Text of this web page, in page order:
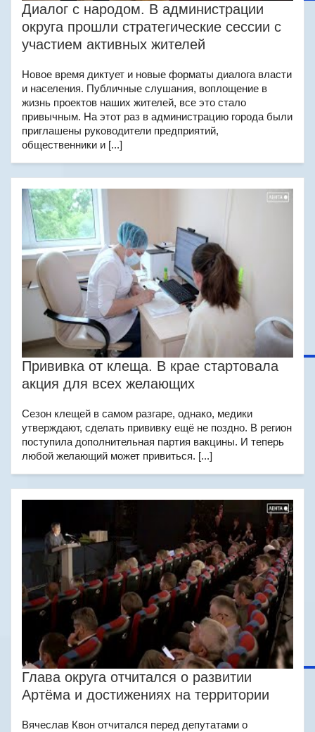
Диалог с народом. В администрации
округа прошли стратегические сессии с
участием активных жителей
Новое время диктует и новые форматы диалога власти
и населения. Публичные слушания, воплощение в
жизнь проектов наших жителей, все это стало
привычным. На этот раз в администрацию города были
приглашены руководители предприятий,
общественники и [...]
Прививка от клеща. В крае стартовала
акция для всех желающих
Сезон клещей в самом разгаре, однако, медики
утверждают, сделать прививку ещё не поздно. В регион
поступила дополнительная партия вакцины. И теперь
любой желающий может привиться. [...]
Глава округа отчитался о развитии
Артёма и достижениях на территории
Вячеслав Квон отчитался перед депутатами о